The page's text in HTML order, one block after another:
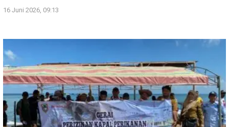
16 Juni 2026, 09:13